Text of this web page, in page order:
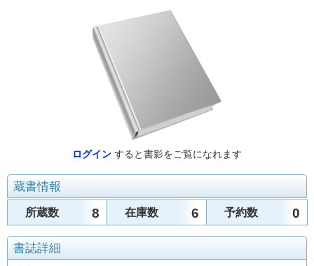
ログイン すると書影をご覧になれます
蔵書情報
所蔵数 8 在庫数 6 予約数 0
書誌詳細